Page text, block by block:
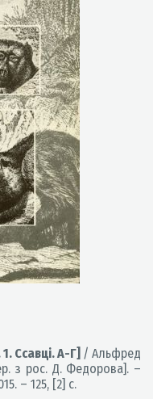
Ссавці. А-Г] / Альфред
з рос. Д. Федорова]. –
– 125, [2] с.